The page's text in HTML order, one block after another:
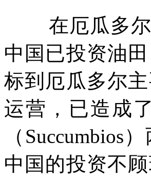
在厄瓜多
中国已投资油
标到厄瓜多尔
运营，已造成
（ Succumbios
中国的投资不